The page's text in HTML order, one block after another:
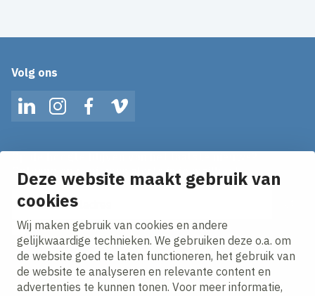
Deze website maakt gebruik van
cookies
Wij maken gebruik van cookies en andere
gelijkwaardige technieken. We gebruiken deze o.a. om
de website goed te laten functioneren, het gebruik van
de website te analyseren en relevante content en
advertenties te kunnen tonen. Voor meer informatie,
Volg ons
LinkedInInstagramFacebookVimeo
Ontvang onze nieuws alerts in je mailbox!
E-mailadres
Ik ga akkoord met hetprivacy statement.